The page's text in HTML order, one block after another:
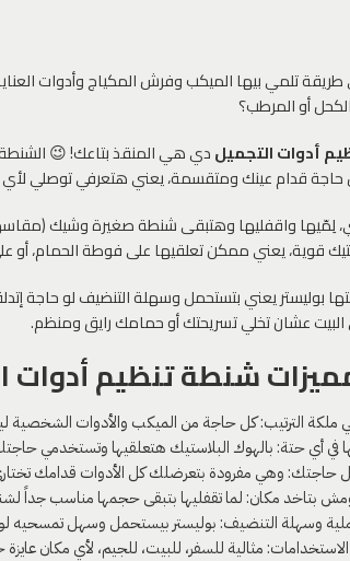
طريقة تلمي بيها الميكب وفرش المكياج وأدوات
أو المرطب؟
أدوات التجميل
قدام عينك ومتقسمة، يعني هتعرفي توصلي
قوية، يعني ممكن تعلقيها على فوطة الحمام، أو
بوليستر يعني بتستحمل وسهلة التنضيف لو
عشان تخلي تسريحتك أو حمامك رايق ومنظم.
شنطة تنظيم أدوات
ملكة الترتيب: كل حاجة من الميكب والأدوات
في أي حتة: بالهوك البلاستيك هتعلقيها وتستخدمي
حاجتك: وهي مفرودة بتعرضلك كل الأدوات قدامك تختاري
بتاخد مكان: لما تقفليها بتبقى حجمها مناسب جداً
وسهلة التنضيف: بوليستر بيستحمل وسهل تمسحيه لو
مثالية للسفر، للبيت، للجيم، لأي مكان